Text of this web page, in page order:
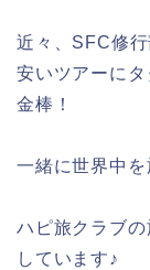
近々、SFC修
安いツアーに
金棒！
一緒に世界中を
ハピ旅クラブ
しています♪